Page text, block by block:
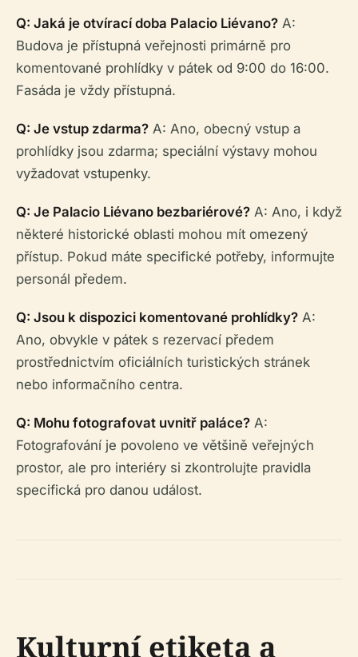
Q: Jaká je otvírací doba Palacio Liévano? A:
Budova je přístupná veřejnosti primárně pro
komentované prohlídky v pátek od 9:00 do 16:00.
Fasáda je vždy přístupná.
Q: Je vstup zdarma? A: Ano, obecný vstup a
prohlídky jsou zdarma; speciální výstavy mohou
vyžadovat vstupenky.
Q: Je Palacio Liévano bezbariérové? A: Ano, i když
některé historické oblasti mohou mít omezený
přístup. Pokud máte specifické potřeby, informujte
personál předem.
Q: Jsou k dispozici komentované prohlídky? A:
Ano, obvykle v pátek s rezervací předem
prostřednictvím oficiálních turistických stránek
nebo informačního centra.
Q: Mohu fotografovat uvnitř paláce? A:
Fotografování je povoleno ve většině veřejných
prostor, ale pro interiéry si zkontrolujte pravidla
specifická pro danou událost.
Kulturní etiketa a